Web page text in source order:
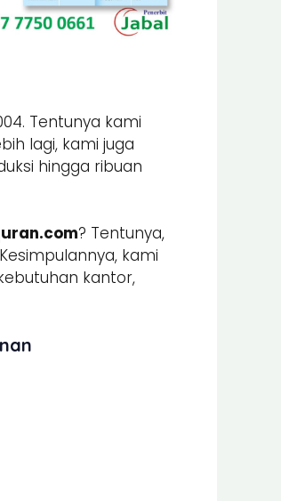
Tentunya kami
lagi, kami juga
hingga ribuan
? Tentunya,
kami
kantor,